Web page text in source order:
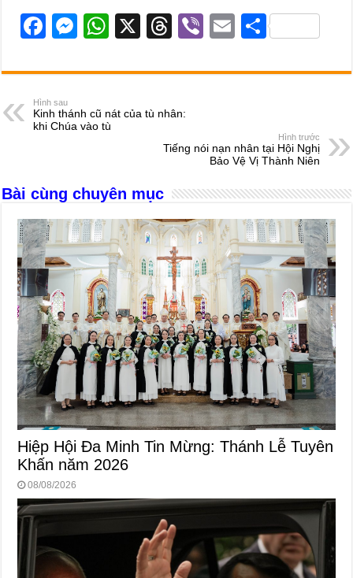
F
c
e
b
k
M
ss
n
W
at
A
X
T
e
d
s
Vi
er
E
ail
S
ar
Hình sau
Kinh thánh cũ nát của tù nhân:
khi Chúa vào tù
Hình trước
Tiếng nói nạn nhân tại Hội Nghị
Bảo Vệ Vị Thành Niên
Bài cùng chuyên mục
Hiệp Hội Đa Minh Tin Mừng: Thánh Lễ Tuyên
Khấn năm 2026
08/08/2026